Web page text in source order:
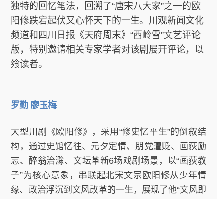
独特的回忆笔法，回溯了“唐宋八大家”之一的欧
阳修跌宕起伏又心怀天下的一生。川观新闻文化
频道和四川日报《天府周末》“西岭雪”文艺评论
版，特别邀请相关专家学者对该剧展开评论，以
飨读者。
罗勤 廖玉梅
大型川剧《欧阳修》，采用“修史忆平生”的倒叙结
构，通过史馆忆往、元夕定情、朋党遭贬、画荻励
志、醉翁治滁、文坛革新6场戏剧场景，以“画荻教
子”为核心意象，串联起北宋文宗欧阳修从少年情
缘、政治浮沉到文风改革的一生，展现了他“文风即